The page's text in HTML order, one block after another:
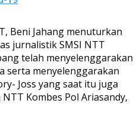
Beni Jahang menuturkan
jurnalistik SMSI NTT
telah menyelenggarakan
serta menyelenggarakan
Joss yang saat itu juga
Kombes Pol Ariasandy,